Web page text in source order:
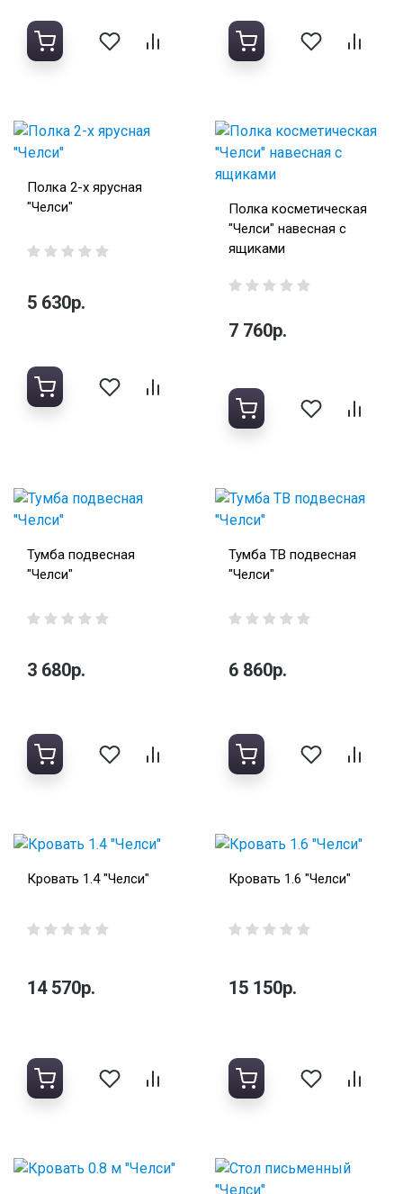
Полка 2-х ярусная
"Челси"
5 630р.
Полка косметическая
"Челси" навесная с
ящиками
7 760р.
Тумба подвесная
"Челси"
3 680р.
Тумба ТВ подвесная
"Челси"
6 860р.
Кровать 1.4 "Челси"
14 570р.
Кровать 1.6 "Челси"
15 150р.